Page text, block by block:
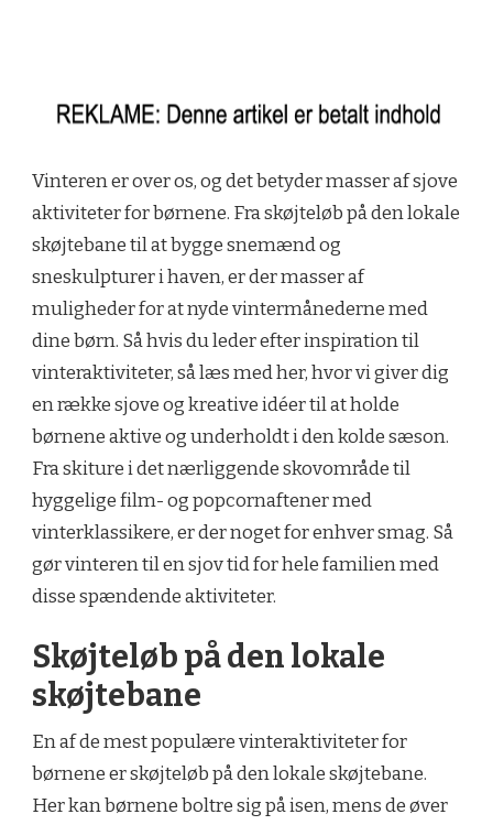
Vinteren er over os, og det betyder masser af sjove
aktiviteter for børnene. Fra skøjteløb på den lokale
skøjtebane til at bygge snemænd og
sneskulpturer i haven, er der masser af
muligheder for at nyde vintermånederne med
dine børn. Så hvis du leder efter inspiration til
vinteraktiviteter, så læs med her, hvor vi giver dig
en række sjove og kreative idéer til at holde
børnene aktive og underholdt i den kolde sæson.
Fra skiture i det nærliggende skovområde til
hyggelige film- og popcornaftener med
vinterklassikere, er der noget for enhver smag. Så
gør vinteren til en sjov tid for hele familien med
disse spændende aktiviteter.
Skøjteløb på den lokale
skøjtebane
En af de mest populære vinteraktiviteter for
børnene er skøjteløb på den lokale skøjtebane.
Her kan børnene boltre sig på isen, mens de øver